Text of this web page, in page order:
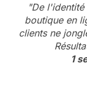
"De
boutique en
clients ne
1